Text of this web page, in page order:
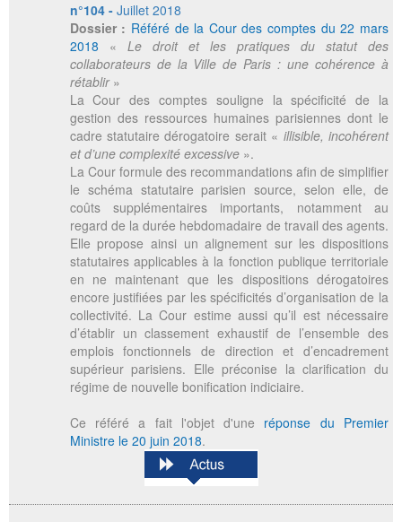
n°104 - Juillet 2018
Dossier : Référé de la Cour des comptes du 22 mars
2018 « Le droit et les pratiques du statut des
collaborateurs de la Ville de Paris : une cohérence à
rétablir»
La Cour des comptes souligne la spécificité de la
gestion des ressources humaines parisiennes dont le
cadre statutaire dérogatoire serait « illisible, incohérent
et d’une complexité excessive».
La Cour formule des recommandations afin de simplifier
le schéma statutaire parisien source, selon elle, de
coûts supplémentaires importants, notamment au
regard de la durée hebdomadaire de travail des agents.
Elle propose ainsi un alignement sur les dispositions
statutaires applicables à la fonction publique territoriale
en ne maintenant que les dispositions dérogatoires
encore justifiées par les spécificités d’organisation de la
collectivité. La Cour estime aussi qu’il est nécessaire
d’établir un classement exhaustif de l’ensemble des
emplois fonctionnels de direction et d’encadrement
supérieur parisiens. Elle préconise la clarification du
régime de nouvelle bonification indiciaire.
Ce référé a fait l'objet d'une réponse du Premier
Ministre le 20 juin 2018.